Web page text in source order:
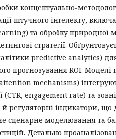
концептуально-
штучного інтелекту,
та обробку природної
стратегії.
predictive analytics)
прогнозування ROI. Моделі
mechanisms)
(CTR, engagement rate) та
регуляторні індикатори, що
сценарне моделювання та
Детально